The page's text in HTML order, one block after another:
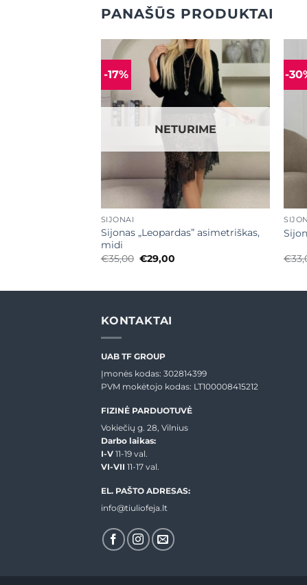
PANAŠŪS PRODUKTAI
-17% Mėgstamiausias
NETURIME
SIJONAI
Sijonas „Leopardas” asimetriškas,
midi
€35,00 Original
price
€29,00
-
€
KONTAKTAI
UAB TF GROUP
Įmonės kodas: 302814399
PVM mokėtojo kodas: LT100008415212
FIZINĖ PARDUOTUVĖ
Vokiečių g. 28, Vilnius
Darbo laikas:
I-V 11-19 val.
VI-VII 11-17 val.
EL. PAŠTO ADRESAS:
info@tiuliofeja.lt